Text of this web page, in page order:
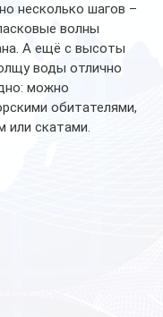
несколько шагов –
волны
А ещё с высоты
воды отлично
можно
обитателями,
или скатами.